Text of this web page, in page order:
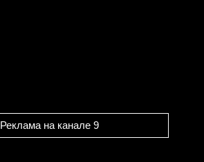
Реклама на канале 9